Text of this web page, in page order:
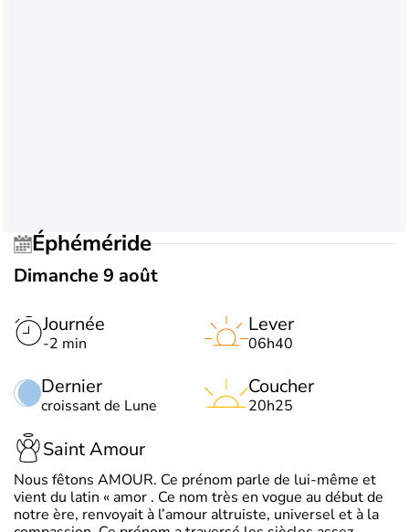
Éphéméride
Dimanche 9 août
Journée
-2 min
Dernier
croissant de Lune
Lever
06h40
Coucher
20h25
Saint Amour
Nous fêtons AMOUR. Ce prénom parle de lui-même et
vient du latin « amor . Ce nom très en vogue au début de
notre ère, renvoyait à l’amour altruiste, universel et à la